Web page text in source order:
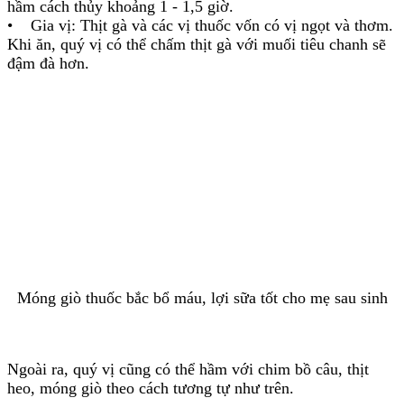
hầm cách thủy khoảng 1 - 1,5 giờ.
• Gia vị: Thịt gà và các vị thuốc vốn có vị ngọt và thơm.
Khi ăn, quý vị có thể chấm thịt gà với muối tiêu chanh sẽ
đậm đà hơn.
Móng giò thuốc bắc bổ máu, lợi sữa tốt cho mẹ sau sinh
Ngoài ra, quý vị cũng có thể hầm với chim bồ câu, thịt
heo, móng giò theo cách tương tự như trên.